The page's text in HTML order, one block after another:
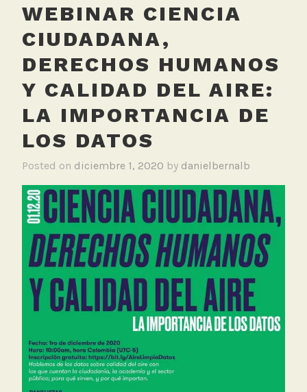
WEBINAR CIENCIA
CIUDADANA,
DERECHOS HUMANOS
Y CALIDAD DEL AIRE:
LA IMPORTANCIA DE
LOS DATOS
Posted on diciembre 1, 2020 by danielbernalb